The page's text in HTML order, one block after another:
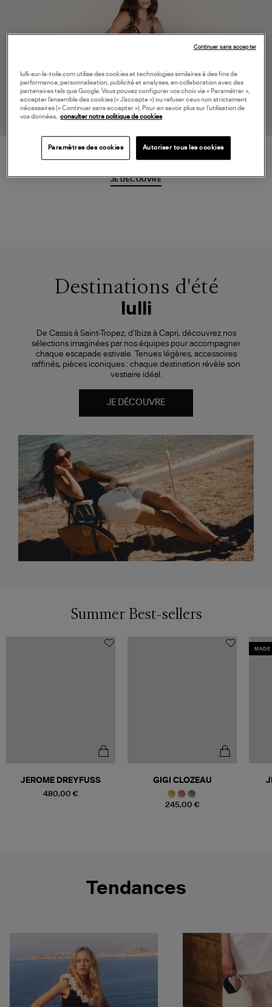
Les ensembles
JE DÉCOUVRE
Destinations d'été
lulli
De Cassis à Saint-Tropez, d'Ibiza à Capri, découvrez nos
sélections imaginées par nos équipes pour accompagner
chaque escapade estivale. Tenues légères, accessoires
raffinés, pièces iconiques : chaque destination révèle son
vestiaire idéal.
JE DÉCOUVRE
Summer Best-sellers
480,00 €
JEROME DREYFUSS
245,00 €
GIGI CLOZEAU
MADE
Tendances
lulli-sur-la-toile.com utilise des cookies et technologies similaires à des fins de
performance, personnalisation, publicité et analyses, en collaboration avec des
partenaires tels que Google. Vous pouvez configurer vos choix via « Paramétrer »,
accepter l’ensemble des cookies (« J’accepte ») ou refuser ceux non strictement
nécessaires (« Continuer sans accepter »). Pour en savoir plus sur l’utilisation de
vos données, consulter notre politique de cookies
Paramètres des cookies Autoriser tous les cookies
Continuer sans accepter